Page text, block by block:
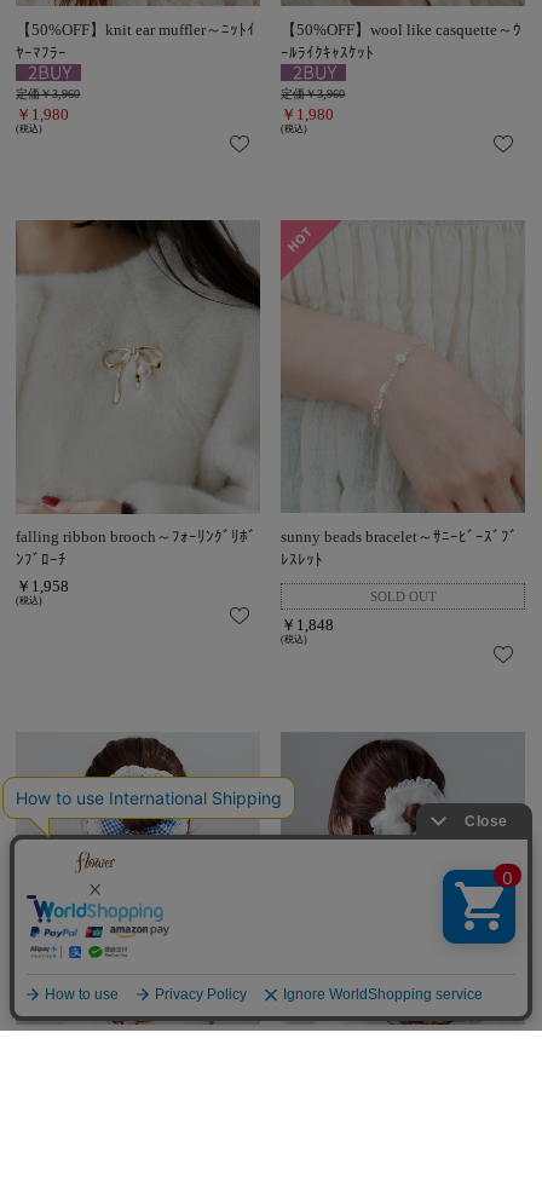
【50%OFF】knit ear muffler～ﾆｯﾄｲ
ﾔｰﾏﾌﾗｰ
定価￥3,960
￥1,980
(税込)
【50%OFF】wool like casquette～ｳ
ｰﾙﾗｲｸｷｬｽｹｯﾄ
定価￥3,960
￥1,980
(税込)
falling ribbon brooch～ﾌｫｰﾘﾝｸﾞﾘﾎﾞ
ﾝﾌﾞﾛｰﾁ
￥1,958
(税込)
sunny beads bracelet～ｻﾆｰﾋﾞｰｽﾞﾌﾞ
ﾚｽﾚｯﾄ
￥1,848
(税込)